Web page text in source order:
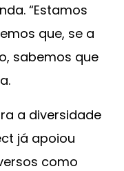
“Estamos
que, se a
sabemos que
a diversidade
já apoiou
como